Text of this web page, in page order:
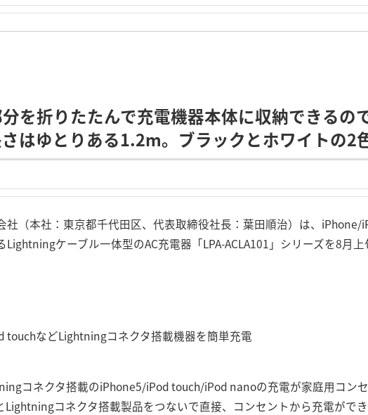
を折りたたんで充電機器本体に収納できるの
はゆとりある1.2m。ブラックとホワイトの2
社（本社：東京都千代田区、代表取締役社長：葉田順治）は、iPhone/
Lightningケーブル一体型のAC充電器「LPA-ACLA101」シリーズを8月上
などLightningコネクタ搭載機器を簡単充電
コネクタ搭載のiPhone5/iPod touch/iPod nanoの充電が家庭用コン
Lightningコネクタ搭載製品をつないで直接、コンセントから充電ができ